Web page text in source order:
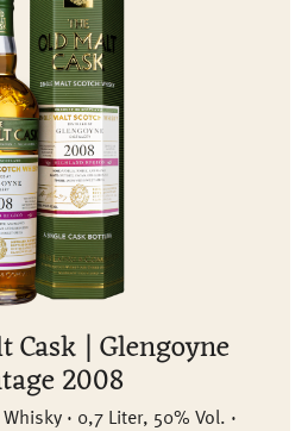
Cask | Glengoyne
2008
· 0,7 Liter, 50% Vol. ·